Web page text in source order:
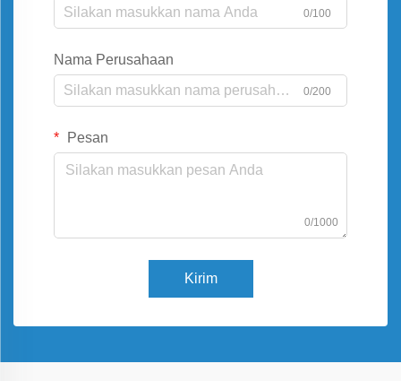
0/100
Nama Perusahaan
0/200
Pesan
0/1000
Kirim